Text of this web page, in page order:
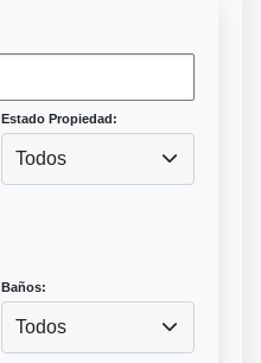
Estado Propiedad:
Todos
Baños:
Todos